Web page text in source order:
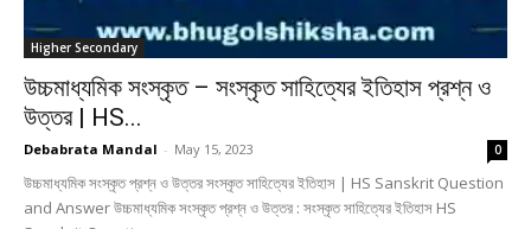
Higher Secondary
উচ্চমাধ্যমিক সংস্কৃত – সংস্কৃত সাহিত্যের ইতিহাস প্রশ্ন ও
উত্তর | HS...
Debabrata Mandal - May 15, 2023 0
উচ্চমাধ্যমিক সংস্কৃত প্রশ্ন ও উত্তর সংস্কৃত সাহিত্যের ইতিহাস | HS Sanskrit Question
and Answer উচ্চমাধ্যমিক সংস্কৃত প্রশ্ন ও উত্তর : সংস্কৃত সাহিত্যের ইতিহাস HS